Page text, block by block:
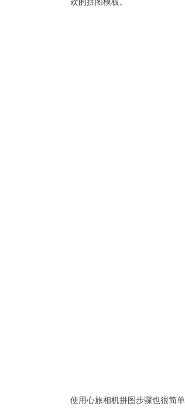
欢的拼图模板。
使用心旅相机拼图步骤也很简